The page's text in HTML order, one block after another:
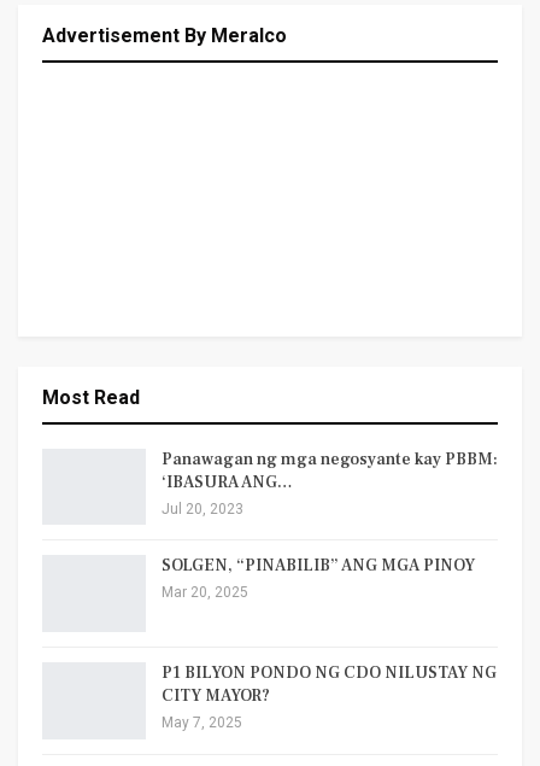
Advertisement By Meralco
Most Read
Panawagan ng mga negosyante kay PBBM:
‘IBASURA ANG…
Jul 20, 2023
SOLGEN, “PINABILIB” ANG MGA PINOY
Mar 20, 2025
P1 BILYON PONDO NG CDO NILUSTAY NG
CITY MAYOR?
May 7, 2025